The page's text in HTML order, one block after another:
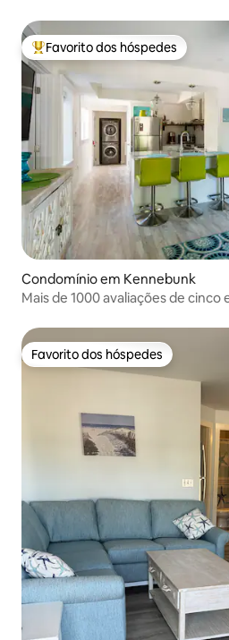
Favoritos dos hóspedes mais
Favorito dos hóspedes
Condomínio em Kennebunk
Mais de 1000 avaliações de
Favorito dos hóspedes
Favorito dos hóspedes